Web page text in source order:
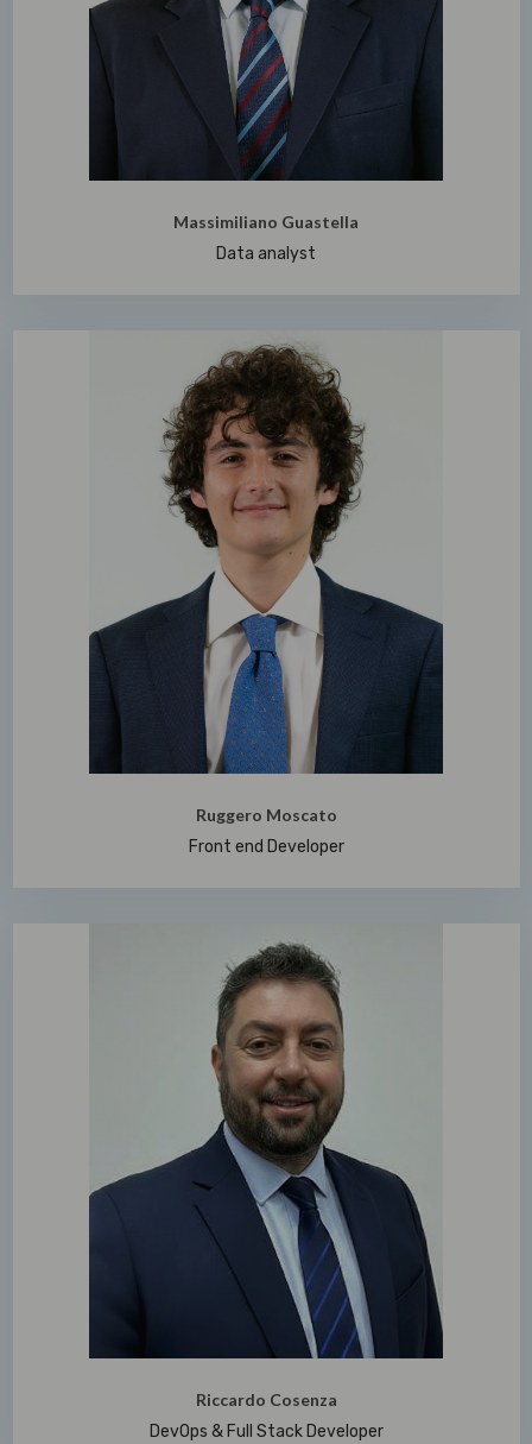
Massimiliano Guastella
Data analyst
Ruggero Moscato
Front end Developer
Riccardo Cosenza
DevOps & Full Stack Developer